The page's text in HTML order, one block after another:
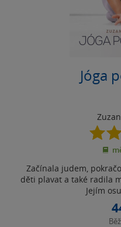
Jóga
Začínala judem,
děti plavat a také radila
Jejím